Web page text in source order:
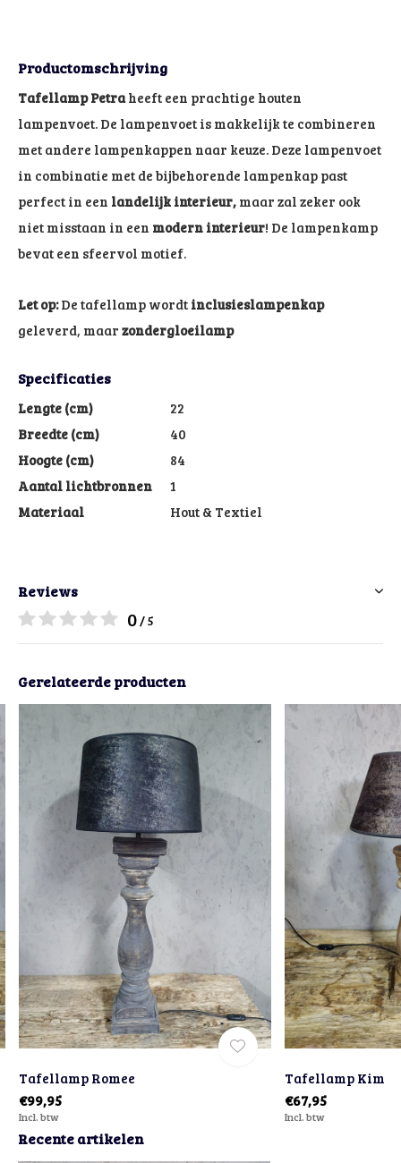
Productomschrijving
Tafellamp Petraheeft een prachtige houten
lampenvoet. De lampenvoet is makkelijk te combineren
met andere lampenkappen naar keuze. Deze lampenvoet
in combinatie met de bijbehorende lampenkap past
perfect in een landelijk interieur, maar zal zeker ook
niet misstaan in een modern interieur! De lampenkamp
bevat een sfeervol motief.
Let op:De tafellamp wordt inclusieslampenkap
geleverd, maar zondergloeilamp
Specificaties
Lengte (cm)
22
Breedte (cm)
40
Hoogte (cm)
84
Aantal lichtbronnen
1
Materiaal
Hout & Textiel
Reviews
0/ 5
Gerelateerde producten
Tafellamp Romee
€99,95
Incl. btw
Tafellamp Kim
€67,95
Incl. btw
Recente artikelen